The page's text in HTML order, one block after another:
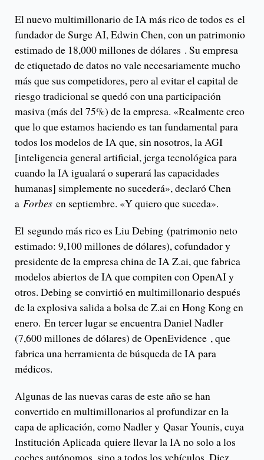
El nuevo multimillonario de IA más rico de todos es el
fundador de Surge AI, Edwin Chen, con un patrimonio
estimado de 18,000 millones de dólares . Su empresa
de etiquetado de datos no vale necesariamente mucho
más que sus competidores, pero al evitar el capital de
riesgo tradicional se quedó con una participación
masiva (más del 75%) de la empresa. «Realmente creo
que lo que estamos haciendo es tan fundamental para
todos los modelos de IA que, sin nosotros, la AGI
[inteligencia general artificial, jerga tecnológica para
cuando la IA igualará o superará las capacidades
humanas] simplemente no sucederá», declaró Chen
a Forbes en septiembre. «Y quiero que suceda».
El segundo más rico es Liu Debing (patrimonio neto
estimado: 9,100 millones de dólares), cofundador y
presidente de la empresa china de IA Z.ai, que fabrica
modelos abiertos de IA que compiten con OpenAI y
otros. Debing se convirtió en multimillonario después
de la explosiva salida a bolsa de Z.ai en Hong Kong en
enero. En tercer lugar se encuentra Daniel Nadler
(7,600 millones de dólares) de OpenEvidence , que
fabrica una herramienta de búsqueda de IA para
médicos.
Algunas de las nuevas caras de este año se han
convertido en multimillonarios al profundizar en la
capa de aplicación, como Nadler y Qasar Younis, cuya
Institución Aplicada quiere llevar la IA no solo a los